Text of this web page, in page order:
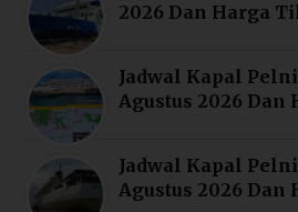
2026 Dan Harga
Jadwal Kapal
Agustus 2026
Jadwal Kapal
Agustus 2026